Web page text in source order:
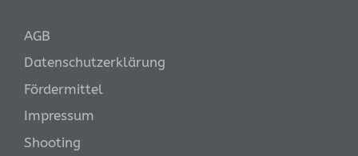
AGB
Datenschutzerklärung
Fördermittel
Impressum
Shooting